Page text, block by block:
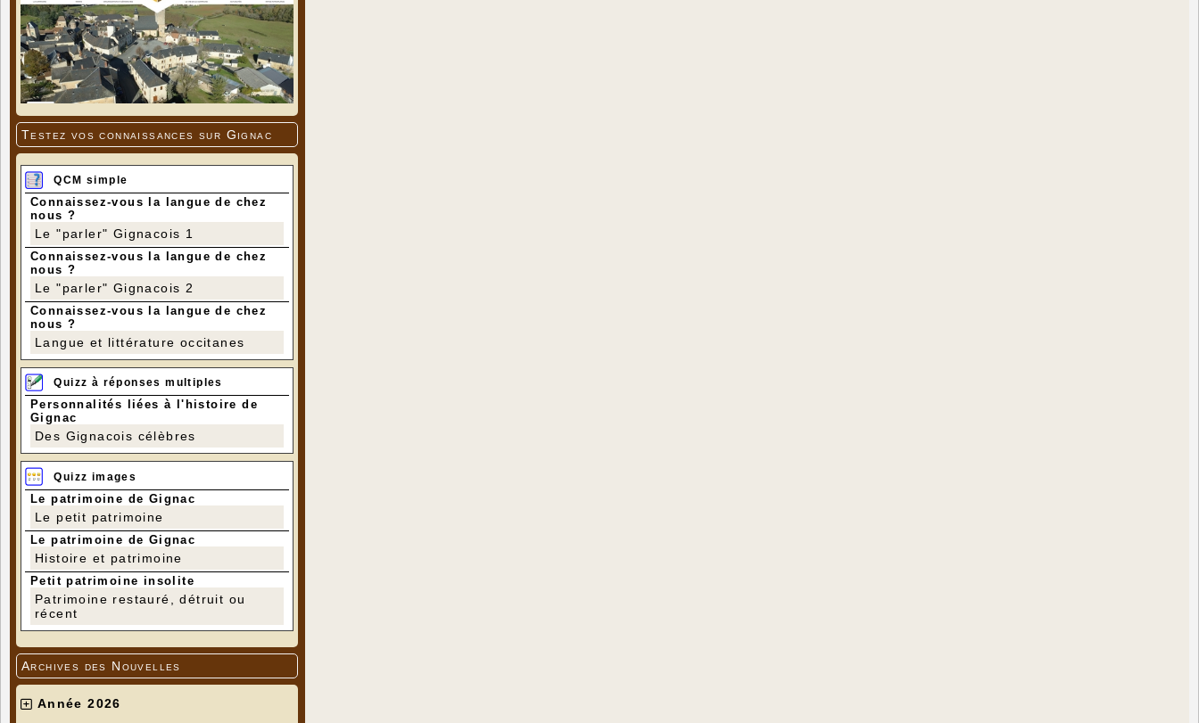
Testez vos connaissances sur Gignac
QCM simple
Connaissez-vous la langue de chez
nous ?
Le "parler" Gignacois 1
Connaissez-vous la langue de chez
nous ?
Le "parler" Gignacois 2
Connaissez-vous la langue de chez
nous ?
Langue et littérature occitanes
Quizz à réponses multiples
Personnalités liées à l'histoire de
Gignac
Des Gignacois célèbres
Quizz images
Le patrimoine de Gignac
Le petit patrimoine
Le patrimoine de Gignac
Histoire et patrimoine
Petit patrimoine insolite
Patrimoine restauré, détruit ou
récent
Archives des Nouvelles
Année 2026